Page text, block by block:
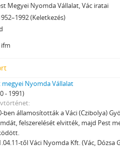
Megyei Nyomda Vállalat, Vác iratai
(Keletkezés)
ifm
megyei Nyomda Vállalat
- 1991)
ben államosították a Váci (Czibolya)
felszerelését elvitték, majd Pest
től Váci Nyomda Kft. (Vác, Dózsa